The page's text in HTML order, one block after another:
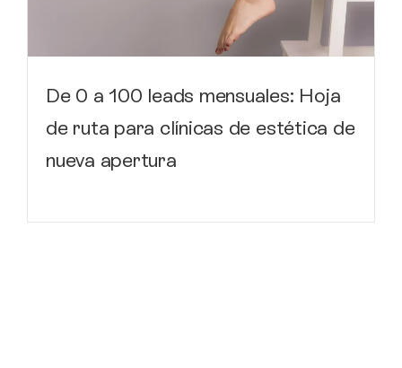
De 0 a 100 leads mensuales: Hoja
de ruta para clínicas de estética de
nueva apertura